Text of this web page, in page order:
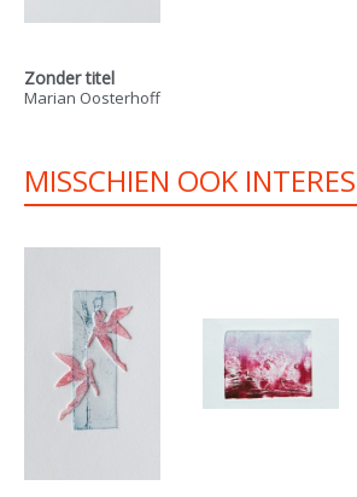
Zonder titel
Marian Oosterhoff
MISSCHIEN OOK